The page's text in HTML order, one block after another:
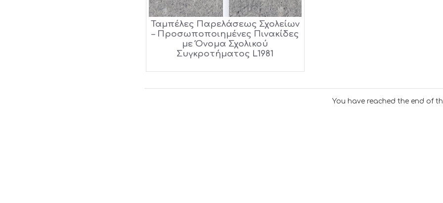
Ταμπέλες Παρελάσεως Σχολείων
– Προσωποποιημένες Πινακίδες
με Όνομα Σχολικού
Συγκροτήματος L1981
You have reached the end of